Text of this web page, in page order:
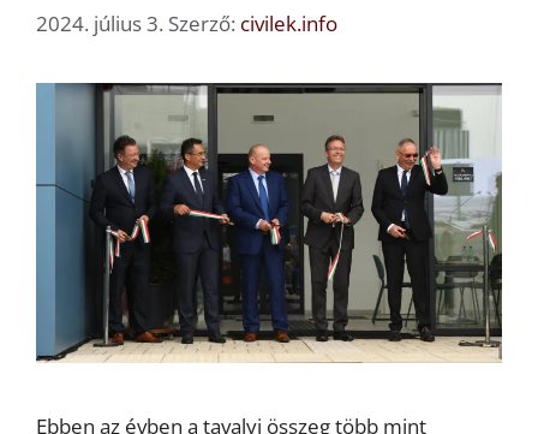
2024. július 3. Szerző: civilek.info
Ebben az évben a tavalyi összeg több mint